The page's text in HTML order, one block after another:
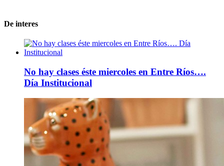
De interes
No hay clases éste miercoles en Entre Ríos….
Día Institucional